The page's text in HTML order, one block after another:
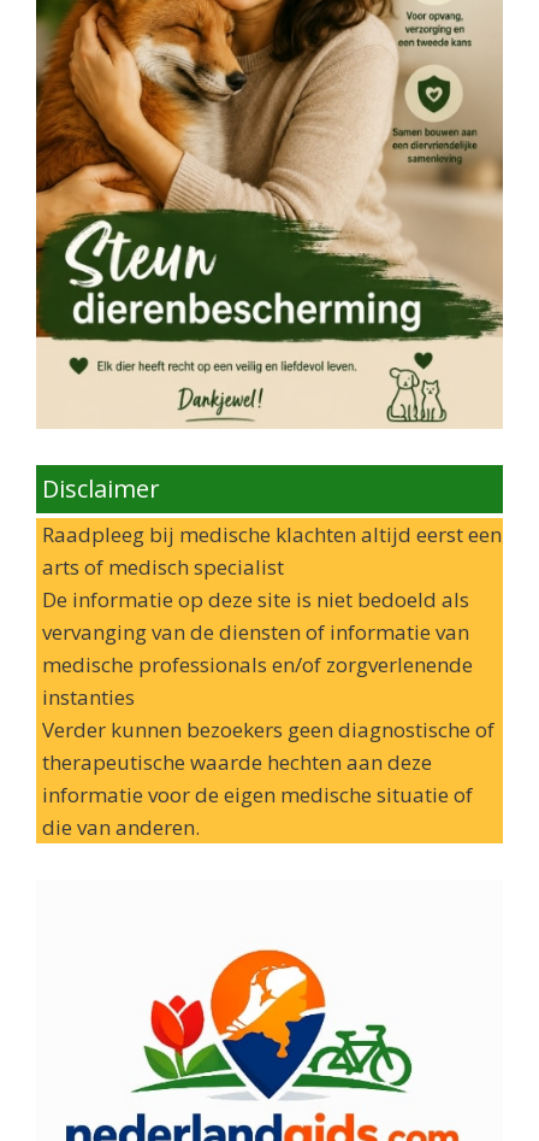
Disclaimer
Raadpleeg bij medische klachten altijd eerst een
arts of medisch specialist
De informatie op deze site is niet bedoeld als
vervanging van de diensten of informatie van
medische professionals en/of zorgverlenende
instanties
Verder kunnen bezoekers geen diagnostische of
therapeutische waarde hechten aan deze
informatie voor de eigen medische situatie of
die van anderen.